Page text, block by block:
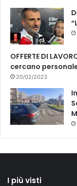
OFFERTE DI
cercano
20/02/2023
I più visti